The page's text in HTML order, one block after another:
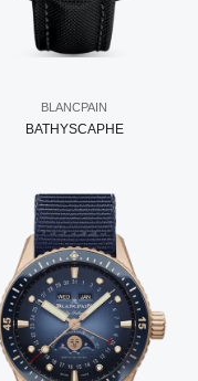
BLANCPAIN
BATHYSCAPHE